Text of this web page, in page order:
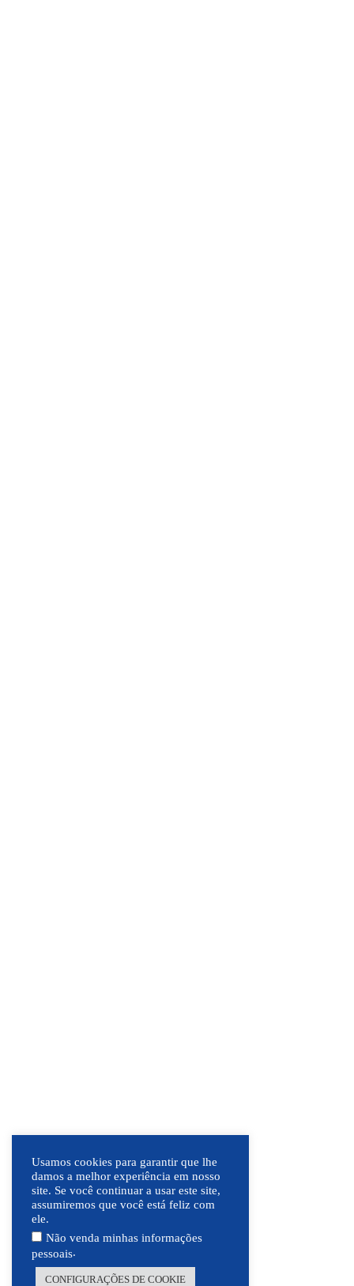
Usamos cookies para garantir que lhe
damos a melhor experiência em nosso
site. Se você continuar a usar este site,
assumiremos que você está feliz com
ele.
Não venda minhas informações
pessoais.
CONFIGURAÇÕES DE COOKIE